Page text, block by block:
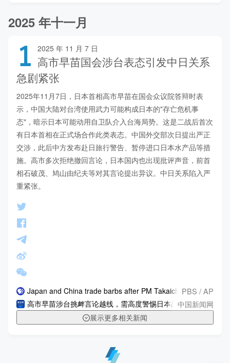
2025 年十一月
1 2025 年 11 月 7 日
高市早苗国会涉台表态引发中日关系
急剧紧张
2025年11月7日，日本首相高市早苗在国会众议院答辩时表
示，中国大陆对台湾使用武力可能构成日本的"存亡危机事
态"，暗示日本可能动用自卫队介入台海局势。这是二战后首次
有日本首相在正式场合作此类表态。中国外交部次日提出严正
交涉，此后中方发布赴日旅行警告、暂停进口日本水产品等措
施。高市多次拒绝撤回言论，日本国内也出现批评声音，前首
相石破茂、鸠山由纪夫等对其言论提出异议。中日关系陷入严
重紧张。
Japan and China trade barbs after PM Takaichi says an
PBS / AP
高市早苗涉台挑衅言论越线，需高度警惕日本战略走向
中国新闻网
展示更多相关新闻